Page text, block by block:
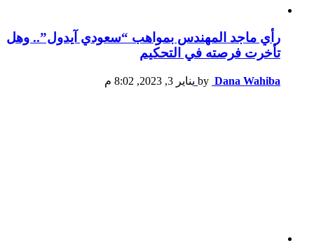
رأي ماجد المهندس بمواهب “سعودي آيدول”.. وهل
تأخرت فرصته في التحكيم
by Dana Wahiba يناير 3, 2023, 8:02 م